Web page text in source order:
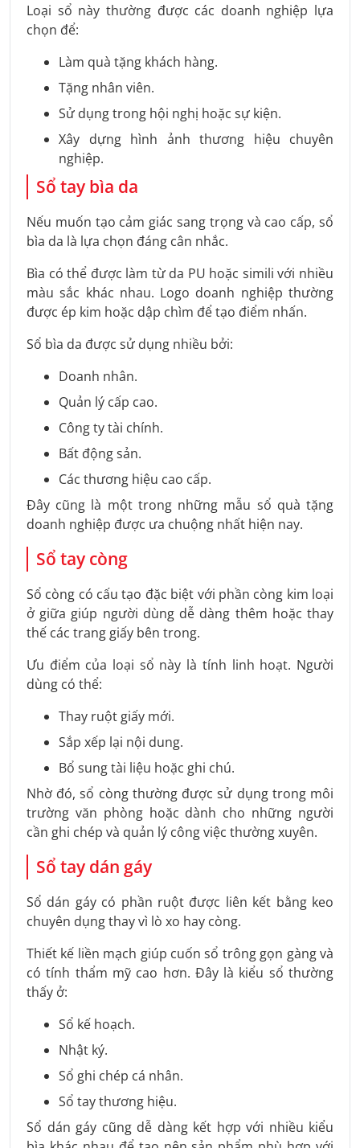
Loại sổ này thường được các doanh nghiệp lựa
chọn để:
Làm quà tặng khách hàng.
Tặng nhân viên.
Sử dụng trong hội nghị hoặc sự kiện.
Xây dựng hình ảnh thương hiệu chuyên
nghiệp.
Sổ tay bìa da
Nếu muốn tạo cảm giác sang trọng và cao cấp, sổ
bìa da là lựa chọn đáng cân nhắc.
Bìa có thể được làm từ da PU hoặc simili với nhiều
màu sắc khác nhau. Logo doanh nghiệp thường
được ép kim hoặc dập chìm để tạo điểm nhấn.
Sổ bìa da được sử dụng nhiều bởi:
Doanh nhân.
Quản lý cấp cao.
Công ty tài chính.
Bất động sản.
Các thương hiệu cao cấp.
Đây cũng là một trong những mẫu sổ quà tặng
doanh nghiệp được ưa chuộng nhất hiện nay.
Sổ tay còng
Sổ còng có cấu tạo đặc biệt với phần còng kim loại
ở giữa giúp người dùng dễ dàng thêm hoặc thay
thế các trang giấy bên trong.
Ưu điểm của loại sổ này là tính linh hoạt. Người
dùng có thể:
Thay ruột giấy mới.
Sắp xếp lại nội dung.
Bổ sung tài liệu hoặc ghi chú.
Nhờ đó, sổ còng thường được sử dụng trong môi
trường văn phòng hoặc dành cho những người
cần ghi chép và quản lý công việc thường xuyên.
Sổ tay dán gáy
Sổ dán gáy có phần ruột được liên kết bằng keo
chuyên dụng thay vì lò xo hay còng.
Thiết kế liền mạch giúp cuốn sổ trông gọn gàng và
có tính thẩm mỹ cao hơn. Đây là kiểu sổ thường
thấy ở:
Sổ kế hoạch.
Nhật ký.
Sổ ghi chép cá nhân.
Sổ tay thương hiệu.
Sổ dán gáy cũng dễ dàng kết hợp với nhiều kiểu